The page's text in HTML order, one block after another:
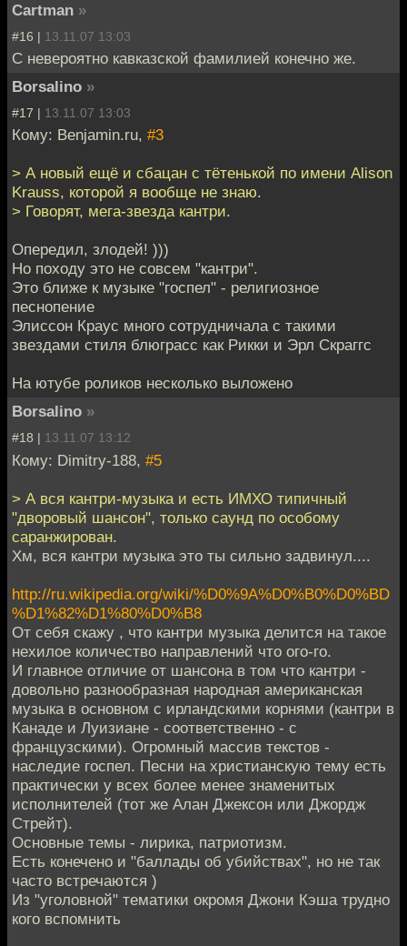
Cartman »
#16 | 13.11.07 13:03
С невероятно кавказской фамилией конечно же.
Borsalino »
#17 | 13.11.07 13:03
Кому: Benjamin.ru, #3
> А новый ещё и сбацан с тётенькой по имени Alison
Krauss, которой я вообще не знаю.
> Говорят, мега-звезда кантри.
Опередил, злодей! )))
Но походу это не совсем "кантри".
Это ближе к музыке "госпел" - религиозное
песнопение
Элиссон Краус много сотрудничала с такими
звездами стиля блюграсс как Рикки и Эрл Скраггс
На ютубе роликов несколько выложено
Borsalino »
#18 | 13.11.07 13:12
Кому: Dimitry-188, #5
> А вся кантри-музыка и есть ИМХО типичный
"дворовый шансон", только саунд по особому
саранжирован.
Хм, вся кантри музыка это ты сильно задвинул....
http://ru.wikipedia.org/wiki/%D0%9A%D0%B0%D0%BD
%D1%82%D1%80%D0%B8
От себя скажу , что кантри музыка делится на такое
нехилое количество направлений что ого-го.
И главное отличие от шансона в том что кантри -
довольно разнообразная народная американская
музыка в основном с ирландскими корнями (кантри в
Канаде и Луизиане - соответственно - с
французскими). Огромный массив текстов -
наследие госпел. Песни на христианскую тему есть
практически у всех более менее знаменитых
исполнителей (тот же Алан Джексон или Джордж
Стрейт).
Основные темы - лирика, патриотизм.
Есть конечено и "баллады об убийствах", но не так
часто встречаются )
Из "уголовной" тематики окромя Джони Кэша трудно
кого вспомнить